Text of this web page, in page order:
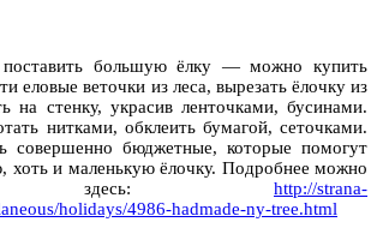
большую ёлку — можно купить
еловые веточки из леса, вырезать ёлочку из
на стенку, украсив ленточками, бусинами.
нитками, обклеить бумагой, сеточками.
совершенно бюджетные, которые помогут
хоть и маленькую ёлочку. Подробнее можно
здесь: http://strana-
holidays/4986-hadmade-ny-tree.html